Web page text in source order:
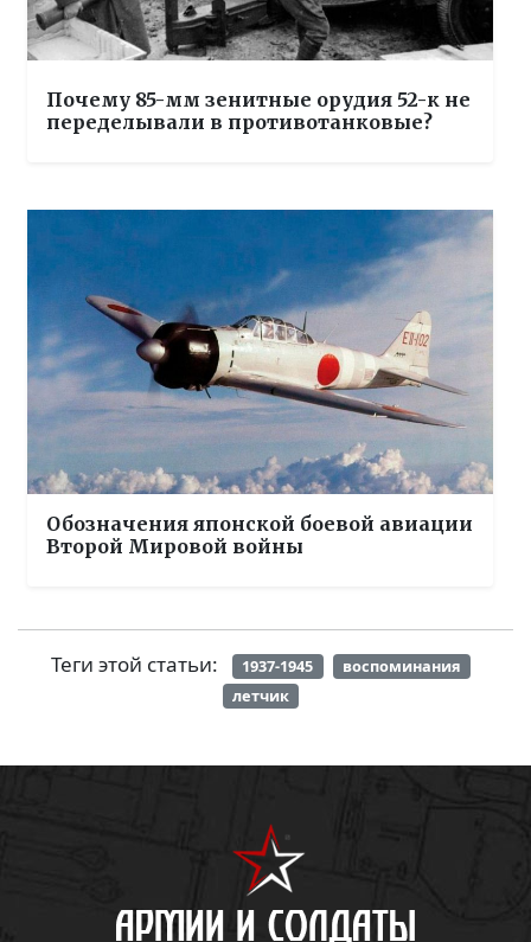
Почему 85-мм зенитные орудия 52-к не
переделывали в противотанковые?
Обозначения японской боевой авиации
Второй Мировой войны
Теги этой статьи: 1937-1945
воспоминания
летчик